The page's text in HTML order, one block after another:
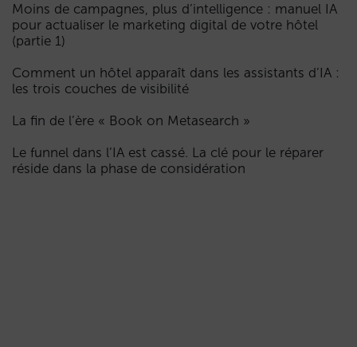
Moins de campagnes, plus d’intelligence : manuel IA
pour actualiser le marketing digital de votre hôtel
(partie 1)
Comment un hôtel apparaît dans les assistants d’IA :
les trois couches de visibilité
La fin de l’ère « Book on Metasearch »
Le funnel dans l’IA est cassé. La clé pour le réparer
réside dans la phase de considération